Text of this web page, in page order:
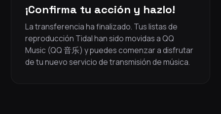
¡Confirma tu acción y hazlo!
La transferencia ha finalizado. Tus listas de
reproducción Tidal han sido movidas a QQ
Music (QQ 音乐) y puedes comenzar a disfrutar
de tu nuevo servicio de transmisión de música.